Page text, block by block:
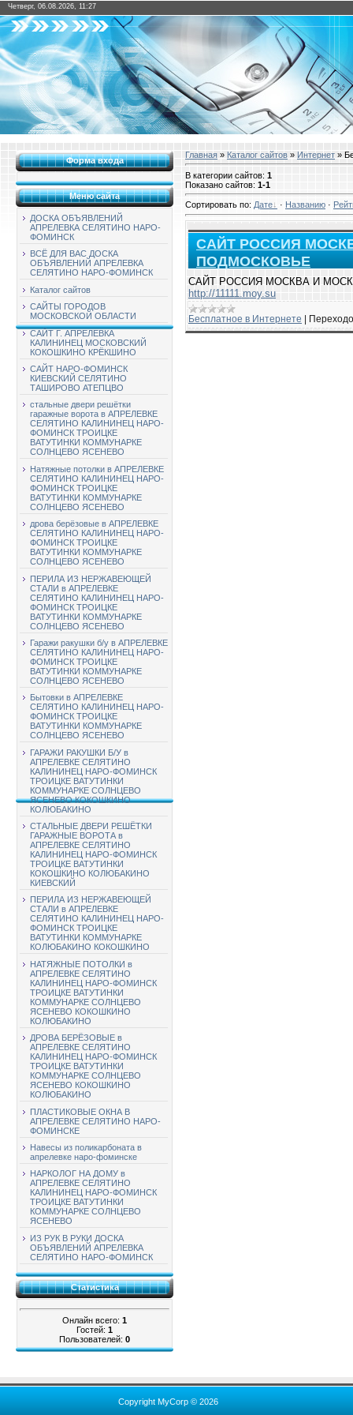
Четверг, 06.08.2026, 11:27
Форма входа
Меню сайта
ДОСКА ОБЪЯВЛЕНИЙ
АПРЕЛЕВКА СЕЛЯТИНО НАРО-
ФОМИНСК
ВСЁ ДЛЯ ВАС ДОСКА
ОБЪЯВЛЕНИЙ АПРЕЛЕВКА
СЕЛЯТИНО НАРО-ФОМИНСК
Каталог сайтов
САЙТЫ ГОРОДОВ
МОСКОВСКОЙ ОБЛАСТИ
САЙТ Г. АПРЕЛЕВКА
КАЛИНИНЕЦ МОСКОВСКИЙ
КОКОШКИНО КРЁКШИНО
САЙТ НАРО-ФОМИНСК
КИЕВСКИЙ СЕЛЯТИНО
ТАШИРОВО АТЕПЦВО
стальные двери решётки
гаражные ворота в АПРЕЛЕВКЕ
СЕЛЯТИНО КАЛИНИНЕЦ НАРО-
ФОМИНСК ТРОИЦКЕ
ВАТУТИНКИ КОММУНАРКЕ
СОЛНЦЕВО ЯСЕНЕВО
Натяжные потолки в АПРЕЛЕВКЕ
СЕЛЯТИНО КАЛИНИНЕЦ НАРО-
ФОМИНСК ТРОИЦКЕ
ВАТУТИНКИ КОММУНАРКЕ
СОЛНЦЕВО ЯСЕНЕВО
дрова берёзовые в АПРЕЛЕВКЕ
СЕЛЯТИНО КАЛИНИНЕЦ НАРО-
ФОМИНСК ТРОИЦКЕ
ВАТУТИНКИ КОММУНАРКЕ
СОЛНЦЕВО ЯСЕНЕВО
ПЕРИЛА ИЗ НЕРЖАВЕЮЩЕЙ
СТАЛИ в АПРЕЛЕВКЕ
СЕЛЯТИНО КАЛИНИНЕЦ НАРО-
ФОМИНСК ТРОИЦКЕ
ВАТУТИНКИ КОММУНАРКЕ
СОЛНЦЕВО ЯСЕНЕВО
Гаражи ракушки б/у в АПРЕЛЕВКЕ
СЕЛЯТИНО КАЛИНИНЕЦ НАРО-
ФОМИНСК ТРОИЦКЕ
ВАТУТИНКИ КОММУНАРКЕ
СОЛНЦЕВО ЯСЕНЕВО
Бытовки в АПРЕЛЕВКЕ
СЕЛЯТИНО КАЛИНИНЕЦ НАРО-
ФОМИНСК ТРОИЦКЕ
ВАТУТИНКИ КОММУНАРКЕ
СОЛНЦЕВО ЯСЕНЕВО
ГАРАЖИ РАКУШКИ Б/У в
АПРЕЛЕВКЕ СЕЛЯТИНО
КАЛИНИНЕЦ НАРО-ФОМИНСК
ТРОИЦКЕ ВАТУТИНКИ
КОММУНАРКЕ СОЛНЦЕВО
ЯСЕНЕВО КОКОШКИНО
КОЛЮБАКИНО
СТАЛЬНЫЕ ДВЕРИ РЕШЁТКИ
ГАРАЖНЫЕ ВОРОТА в
АПРЕЛЕВКЕ СЕЛЯТИНО
КАЛИНИНЕЦ НАРО-ФОМИНСК
ТРОИЦКЕ ВАТУТИНКИ
КОКОШКИНО КОЛЮБАКИНО
КИЕВСКИЙ
ПЕРИЛА ИЗ НЕРЖАВЕЮЩЕЙ
СТАЛИ в АПРЕЛЕВКЕ
СЕЛЯТИНО КАЛИНИНЕЦ НАРО-
ФОМИНСК ТРОИЦКЕ
ВАТУТИНКИ КОММУНАРКЕ
КОЛЮБАКИНО КОКОШКИНО
НАТЯЖНЫЕ ПОТОЛКИ в
АПРЕЛЕВКЕ СЕЛЯТИНО
КАЛИНИНЕЦ НАРО-ФОМИНСК
ТРОИЦКЕ ВАТУТИНКИ
КОММУНАРКЕ СОЛНЦЕВО
ЯСЕНЕВО КОКОШКИНО
КОЛЮБАКИНО
ДРОВА БЕРЁЗОВЫЕ в
АПРЕЛЕВКЕ СЕЛЯТИНО
КАЛИНИНЕЦ НАРО-ФОМИНСК
ТРОИЦКЕ ВАТУТИНКИ
КОММУНАРКЕ СОЛНЦЕВО
ЯСЕНЕВО КОКОШКИНО
КОЛЮБАКИНО
ПЛАСТИКОВЫЕ ОКНА В
АПРЕЛЕВКЕ СЕЛЯТИНО НАРО-
ФОМИНСКЕ
Навесы из поликарбоната в
апрелевке наро-фоминске
НАРКОЛОГ НА ДОМУ в
АПРЕЛЕВКЕ СЕЛЯТИНО
КАЛИНИНЕЦ НАРО-ФОМИНСК
ТРОИЦКЕ ВАТУТИНКИ
КОММУНАРКЕ СОЛНЦЕВО
ЯСЕНЕВО
ИЗ РУК В РУКИ ДОСКА
ОБЪЯВЛЕНИЙ АПРЕЛЕВКА
СЕЛЯТИНО НАРО-ФОМИНСК
Статистика
Онлайн всего: 1
Гостей: 1
Пользователей: 0
Главная » Каталог сайтов » Интернет »
В категории сайтов: 1
Показано сайтов: 1-1
Сортировать по: Дате · Названию ·
САЙТ РОССИЯ
ПОДМОСКОВЬЕ
САЙТ РОССИЯ МОСКВА И
http://11111.moy.su
Бесплатное в Интернете |
Copyright MyCorp © 2026